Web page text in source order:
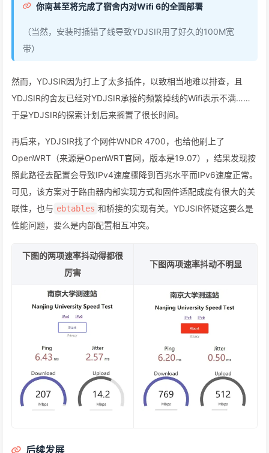
你南甚至将完成了宿舍内对Wifi 6的全面部署
（当然，安装时插错了线导致YDJSIR用了好久的100M宽
带）
然而，YDJSIR因为打上了太多插件，以致相当地难以排查，且
YDJSIR的舍友已经对YDJSIR承接的频繁掉线的Wifi表示不满……
于是YDJSIR的探索计划后来搁置了很长时间。
再后来，YDJSIR找了个网件WNDR 4700，也给他刷上了
OpenWRT（来源是OpenWRT官网，版本是19.07），结果发现按
照此路径去配置会导致IPv4速度骤降到百兆水平而IPv6速度正常。
可见，该方案对于路由器内部实现方式和固件适配成度有很大的关
联性，也与 ebtables 和桥接的实现有关。YDJSIR怀疑这要么是
性能问题，要么是内部配置相互冲突。
下图的两项速率抖动得都很
厉害
下图两项速率抖动不明显
后续发展